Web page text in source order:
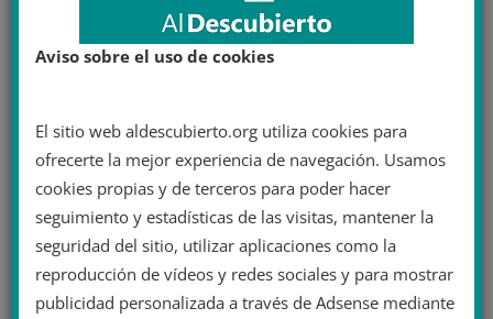
Aviso sobre el uso de cookies
El sitio web aldescubierto.org utiliza cookies para
ofrecerte la mejor experiencia de navegación. Usamos
cookies propias y de terceros para poder hacer
seguimiento y estadísticas de las visitas, mantener la
seguridad del sitio, utilizar aplicaciones como la
reproducción de vídeos y redes sociales y para mostrar
publicidad personalizada a través de Adsense mediante